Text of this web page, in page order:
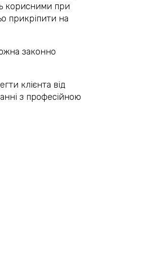
корисними при
прикріпити на
законно
клієнта від
з професійною